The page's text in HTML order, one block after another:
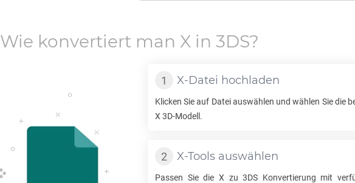
Wie konvertiert man X in 3DS?
X-Datei hochladen
Klicken Sie auf Datei auswählen und wählen Sie die
X 3D-Modell.
X-Tools auswählen
Passen Sie die X zu3DS Konvertierung mit